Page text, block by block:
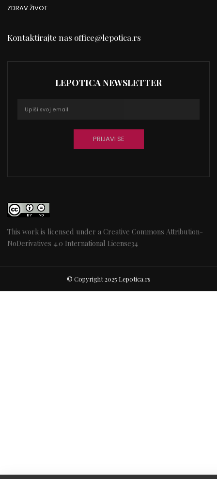
ZDRAV ŽIVOT
Kontaktirajte nas office@lepotica.rs
LEPOTICA NEWSLETTER
This work is licensed under a Creative Commons Attribution-
NoDerivatives 4.0 International License34
© Copyright 2025 Lepotica.rs